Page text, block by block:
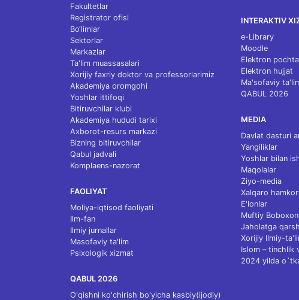
Fakultetlar
Registrator ofisi
Bo‘limlar
Sektorlar
Markazlar
Ta'lim muassasalari
Xorijiy faxriy doktor va professorlarimiz
Akademiya oromgohi
Yoshlar ittifoqi
Bitiruvchilar klubi
Akademiya hududi tarixi
Axborot-resurs markazi
Bizning bitiruvchilar
Qabul jadvali
Komplaens-nazorat
FAOLIYAT
Moliya-iqtisod faoliyati
Ilm-fan
Ilmiy jurnallar
Masofaviy ta'lim
Psixologik xizmat
QABUL 2026
O'qishni ko'chirish bo'yicha kasbiy(ijodiy)
INTERAKTIV
e-Library
Moodle
Elektron pochta
Elektron hujjat
Ma'sofaviy
QABUL 2026
MEDIA
Davlat dasturi
Yangiliklar
Yoshlar bilan
Maqolalar
Ziyo-media
Xalqaro
E'lonlar
Muftiy
Jaholatga
Xorijiy Ilmiy-
Islom – tinchlik
2024 yilda